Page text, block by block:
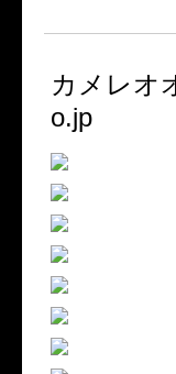
カメレオ
o.jp